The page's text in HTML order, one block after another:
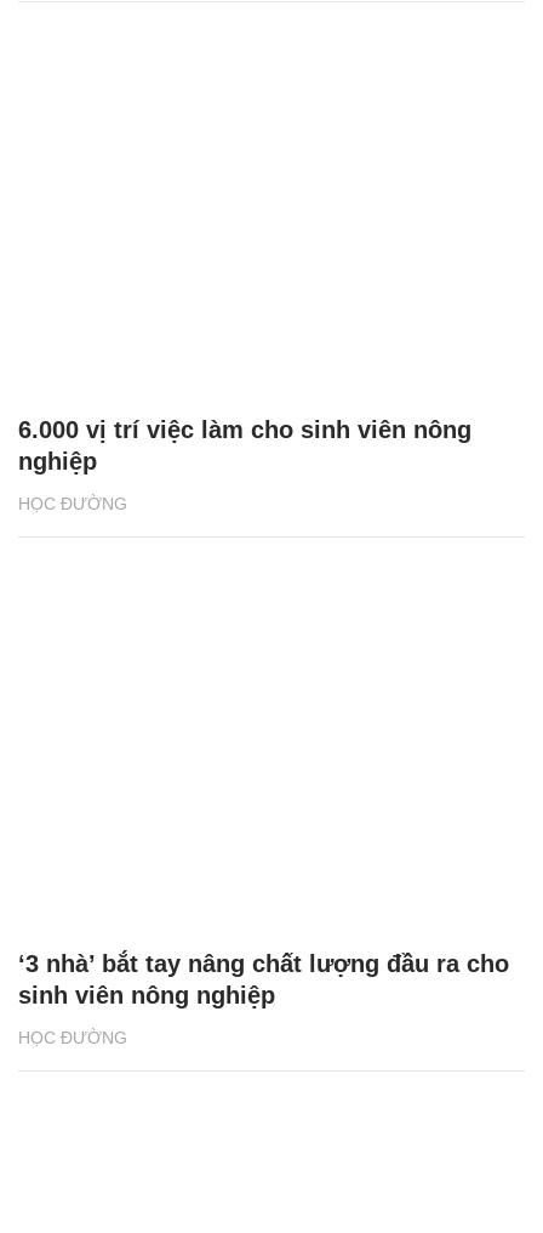
HỌC ĐƯỜNG
6.000 vị trí việc làm cho sinh viên nông
nghiệp
HỌC ĐƯỜNG
‘3 nhà’ bắt tay nâng chất lượng đầu ra cho
sinh viên nông nghiệp